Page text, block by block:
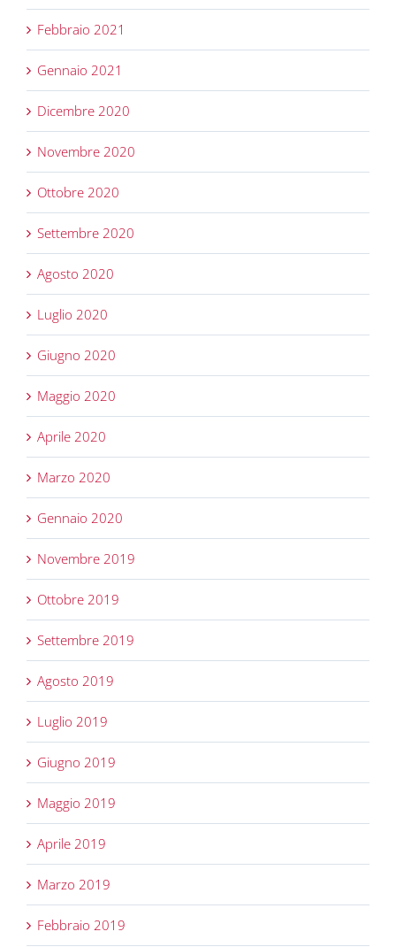
Febbraio 2021
Gennaio 2021
Dicembre 2020
Novembre 2020
Ottobre 2020
Settembre 2020
Agosto 2020
Luglio 2020
Giugno 2020
Maggio 2020
Aprile 2020
Marzo 2020
Gennaio 2020
Novembre 2019
Ottobre 2019
Settembre 2019
Agosto 2019
Luglio 2019
Giugno 2019
Maggio 2019
Aprile 2019
Marzo 2019
Febbraio 2019